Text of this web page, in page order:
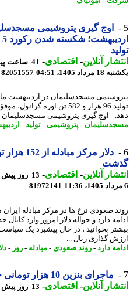
اوج گیری پتروشیمی
اردیبهشت؛ شکسته شدن
آنلاین-اقتصادی-
41 ساعت پیش -
1405، 04:51
82051557
- اوج گیری پتروشیمی مسجدسلیمان در
-پتروشیمی-تولید-اردیبهشت
دلار مرکز مبادله از 152 هزار
آنلاین-اقتصادی-
13 روز پیش -
81972141
صعودی نرخ ها در مرکز مبادله ایران
دارد و حواله دلار امروز وارد کانال
بخوانید ، در حال پیشبرد یک سیاست
گذاری ریال ...
دارد - روند صعودی-مبادله-روز- دلار-
ماجرای بنزین 10 هزار تومانی چیست؟
آنلاین-اقتصادی-13 روز پیش - سه شنبه 6 مرداد 1405، 11:11